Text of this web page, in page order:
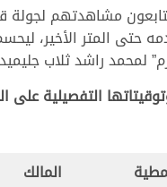
مشاهدتهم لجولة
التفصيلية على
المالك